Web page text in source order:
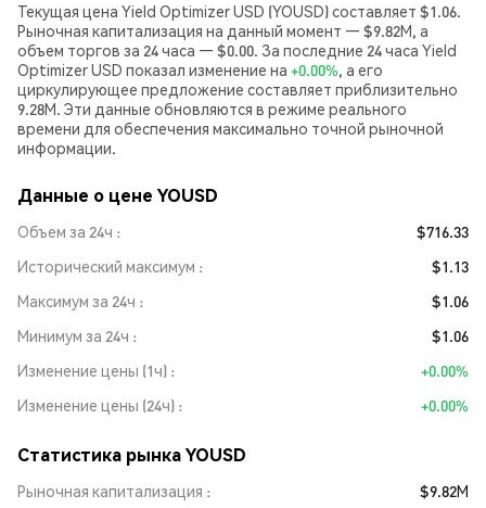
Текущая цена Yield Optimizer USD (YOUSD) составляет $1.06.
Рыночная капитализация на данный момент — $9.82M, а
объем торгов за 24 часа — $0.00. За последние 24 часа Yield
Optimizer USD показал изменение на +0.00%, а его
циркулирующее предложение составляет приблизительно
9.28M. Эти данные обновляются в режиме реального
времени для обеспечения максимально точной рыночной
информации.
Данные о цене YOUSD
Объем за 24ч
$716.33
Исторический максимум
$1.13
Максимум за 24ч
$1.06
Минимум за 24ч
$1.06
Изменение цены (1ч)
+0.00%
Изменение цены (24ч)
+0.00%
Статистика рынка YOUSD
Рыночная капитализация
$9.82M